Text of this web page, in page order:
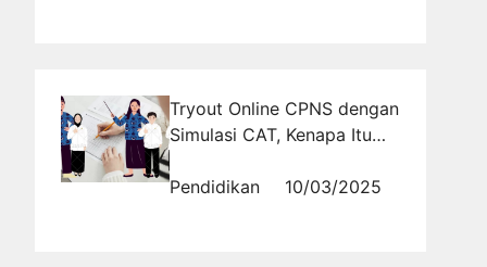
Tryout Online CPNS dengan
Simulasi CAT, Kenapa Itu
Pendidikan
10/03/2025